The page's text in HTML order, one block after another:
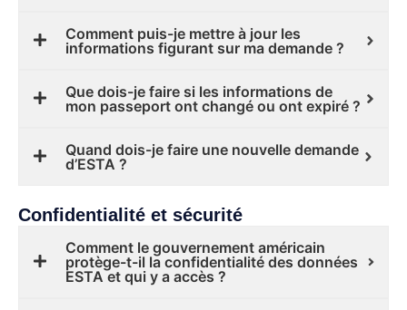
Comment puis-je mettre à jour les
informations figurant sur ma demande ?
Que dois-je faire si les informations de
mon passeport ont changé ou ont expiré ?
Quand dois-je faire une nouvelle demande
d’ESTA ?
Confidentialité et sécurité
Comment le gouvernement américain
protège-t-il la confidentialité des données
ESTA et qui y a accès ?